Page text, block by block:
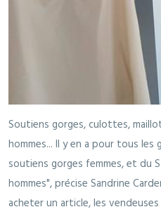
Soutiens gorges, culottes,
hommes... Il y en a pour tous les
soutiens gorges femmes, et du
hommes", précise Sandrine
acheter un article, les